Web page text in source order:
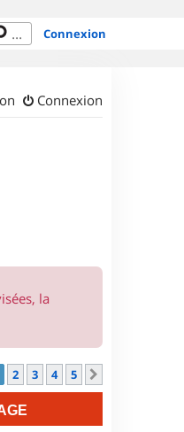
Connexion
Connexion
la
2 3 4 5